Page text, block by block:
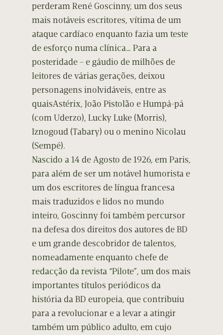
perderam René Goscinny, um dos seus
mais notáveis escritores, vítima de um
ataque cardíaco enquanto fazia um teste
de esforço numa clínica… Para a
posteridade – e gáudio de milhões de
leitores de várias gerações, deixou
personagens inolvidáveis, entre as
quaisAstérix, João Pistolão e Humpá-pá
(com Uderzo), Lucky Luke (Morris),
Iznogoud (Tabary) ou o menino Nicolau
(Sempé).
Nascido a 14 de Agosto de 1926, em Paris,
para além de ser um notável humorista e
um dos escritores de língua francesa
mais traduzidos e lidos no mundo
inteiro, Goscinny foi também percursor
na defesa dos direitos dos autores de BD
e um grande descobridor de talentos,
nomeadamente enquanto chefe de
redacção da revista “Pilote”, um dos mais
importantes títulos periódicos da
história da BD europeia, que contribuiu
para a revolucionar e a levar a atingir
também um público adulto, em cujo